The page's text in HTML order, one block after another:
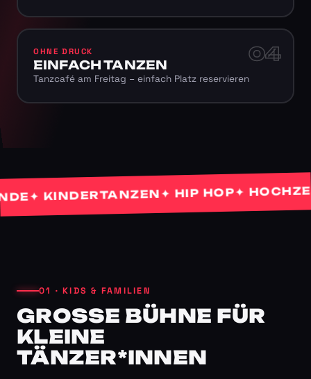
04
OHNE DRUCK
EINFACH TANZEN
Tanzcafé am Freitag – einfach Platz reservieren
KINDERTANZEN✦ HIP HOP ✦
01 · KIDS & FAMILIEN
GROSSE BÜHNE FÜR K
LEINE T
ÄNZER*INNEN